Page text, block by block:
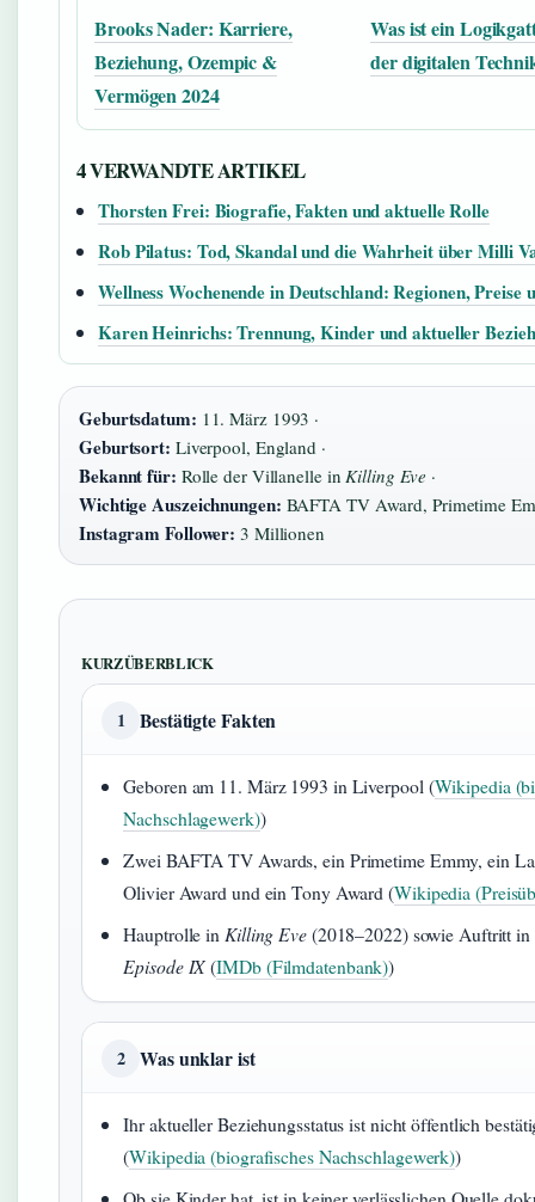
Brooks Nader: Karriere,
Beziehung, Ozempic &
Vermögen 2024
Was ist ein
der digitalen
4 VERWANDTE ARTIKEL
Thorsten Frei: Biografie, Fakten und aktuelle Rolle
Rob Pilatus: Tod, Skandal und die Wahrheit über Milli
Wellness Wochenende in Deutschland: Regionen, Preise
Karen Heinrichs: Trennung, Kinder und aktueller
Geburtsdatum: 11. März 1993 ·
Geburtsort: Liverpool, England ·
Bekannt für: Rolle der Villanelle in Killing Eve ·
Wichtige Auszeichnungen: BAFTA TV Award, Primetime
Instagram Follower: 3 Millionen
KURZÜBERBLICK
1 Bestätigte Fakten
Geboren am 11. März 1993 in Liverpool (Wikipedia
Nachschlagewerk))
Zwei BAFTA TV Awards, ein Primetime Emmy, ein
Olivier Award und ein Tony Award (Wikipedia
Hauptrolle in Killing Eve(2018–2022) sowie Auftritt in
Episode IX(IMDb (Filmdatenbank))
2 Was unklar ist
Ihr aktueller Beziehungsstatus ist nicht öffentlich
(Wikipedia (biografisches Nachschlagewerk))